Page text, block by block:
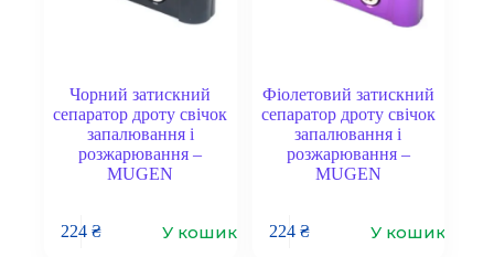
Чорний затискний
сепаратор дроту свічок
запалювання і
розжарювання –
MUGEN
224₴ У кошик
Фіолетовий затискний
сепаратор дроту свічок
запалювання і
розжарювання –
MUGEN
224 ₴ У кошик